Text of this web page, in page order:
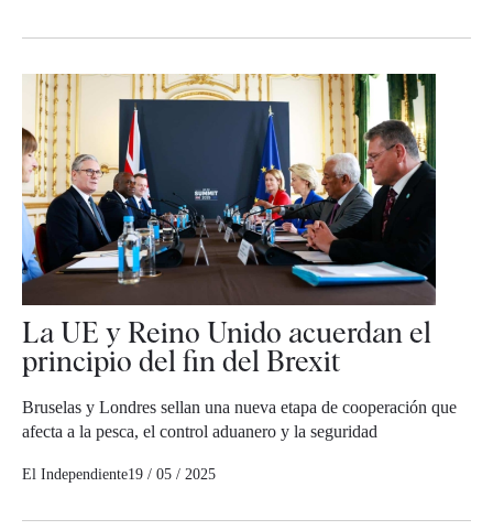
La UE y Reino Unido acuerdan el
principio del fin del Brexit
Bruselas y Londres sellan una nueva etapa de cooperación que
afecta a la pesca, el control aduanero y la seguridad
El Independiente19 / 05 / 2025